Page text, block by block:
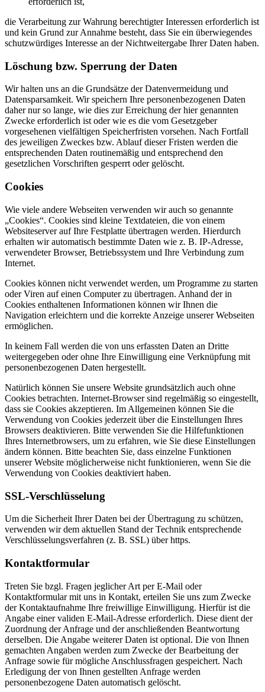
die Verarbeitung zur Wahrung berechtigter Interessen erforderlich ist
und kein Grund zur Annahme besteht, dass Sie ein überwiegendes
schutzwürdiges Interesse an der Nichtweitergabe Ihrer Daten haben.
Löschung bzw. Sperrung der Daten
Wir halten uns an die Grundsätze der Datenvermeidung und
Datensparsamkeit. Wir speichern Ihre personenbezogenen Daten
daher nur so lange, wie dies zur Erreichung der hier genannten
Zwecke erforderlich ist oder wie es die vom Gesetzgeber
vorgesehenen vielfältigen Speicherfristen vorsehen. Nach Fortfall
des jeweiligen Zweckes bzw. Ablauf dieser Fristen werden die
entsprechenden Daten routinemäßig und entsprechend den
gesetzlichen Vorschriften gesperrt oder gelöscht.
Cookies
Wie viele andere Webseiten verwenden wir auch so genannte
„Cookies“. Cookies sind kleine Textdateien, die von einem
Websiteserver auf Ihre Festplatte übertragen werden. Hierdurch
erhalten wir automatisch bestimmte Daten wie z. B. IP-Adresse,
verwendeter Browser, Betriebssystem und Ihre Verbindung zum
Internet.
Cookies können nicht verwendet werden, um Programme zu starten
oder Viren auf einen Computer zu übertragen. Anhand der in
Cookies enthaltenen Informationen können wir Ihnen die
Navigation erleichtern und die korrekte Anzeige unserer Webseiten
ermöglichen.
In keinem Fall werden die von uns erfassten Daten an Dritte
weitergegeben oder ohne Ihre Einwilligung eine Verknüpfung mit
personenbezogenen Daten hergestellt.
Natürlich können Sie unsere Website grundsätzlich auch ohne
Cookies betrachten. Internet-Browser sind regelmäßig so eingestellt,
dass sie Cookies akzeptieren. Im Allgemeinen können Sie die
Verwendung von Cookies jederzeit über die Einstellungen Ihres
Browsers deaktivieren. Bitte verwenden Sie die Hilfefunktionen
Ihres Internetbrowsers, um zu erfahren, wie Sie diese Einstellungen
ändern können. Bitte beachten Sie, dass einzelne Funktionen
unserer Website möglicherweise nicht funktionieren, wenn Sie die
Verwendung von Cookies deaktiviert haben.
SSL-Verschlüsselung
Um die Sicherheit Ihrer Daten bei der Übertragung zu schützen,
verwenden wir dem aktuellen Stand der Technik entsprechende
Verschlüsselungsverfahren (z. B. SSL) über https.
Kontaktformular
Treten Sie bzgl. Fragen jeglicher Art per E-Mail oder
Kontaktformular mit uns in Kontakt, erteilen Sie uns zum Zwecke
der Kontaktaufnahme Ihre freiwillige Einwilligung. Hierfür ist die
Angabe einer validen E-Mail-Adresse erforderlich. Diese dient der
Zuordnung der Anfrage und der anschließenden Beantwortung
derselben. Die Angabe weiterer Daten ist optional. Die von Ihnen
gemachten Angaben werden zum Zwecke der Bearbeitung der
Anfrage sowie für mögliche Anschlussfragen gespeichert. Nach
Erledigung der von Ihnen gestellten Anfrage werden
personenbezogene Daten automatisch gelöscht.